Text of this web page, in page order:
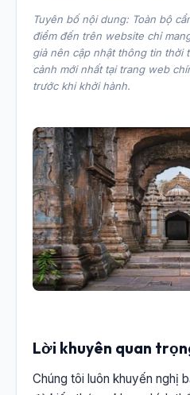
Tuyên bố nội dung: Toàn bộ
điểm đến trên website chỉ
giả nên cập nhật thông tin thời
cảnh mới nhất tại trang web
trước khi khởi hành.
Lời khuyên quan
Chúng tôi luôn khuyến nghị